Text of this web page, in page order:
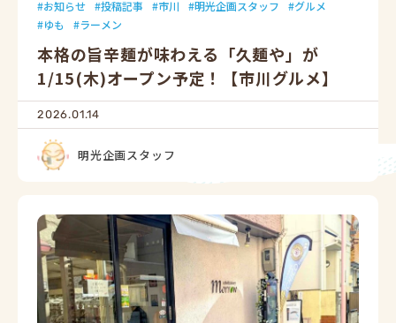
お知らせ 投稿記事 市川 明光企画スタッフ
グルメ
ゆも
ラーメン
本格の旨辛麺が味わえる「久麺や」が
1/15(木)オープン予定！【市川グルメ】
2026.01.14
明光企画スタッフ